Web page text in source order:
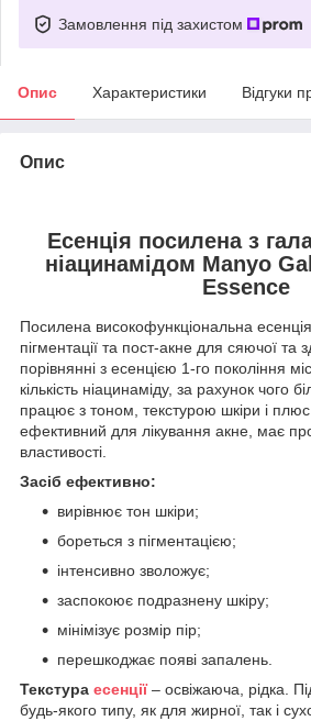
Замовлення під захистом
Опис Характеристики Відгуки
Опис
Есенція посилена з
ніацинамідом Manyo
Essence
Посилена високофункціональна
пігментації та пост-акне для сяючої та
порівнянні з есенцією 1-го покоління
кількість ніацинаміду, за рахунок чого
працює з тоном, текстурою шкіри і
ефективний для лікування акне, має
властивості.
Засіб ефективно:
вирівнює тон шкіри;
бореться з пігментацією;
інтенсивно зволожує;
заспокоює подразнену шкіру;
мінімізує розмір пір;
перешкоджає появі запалень.
Текстура есенції– освіжаюча, рідка.
будь-якого типу, як для жирної, так і